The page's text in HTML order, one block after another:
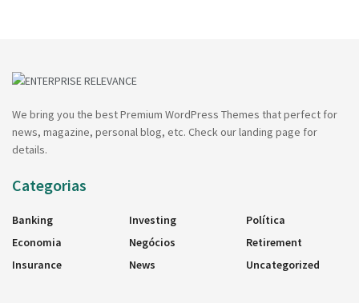
We bring you the best Premium WordPress Themes that perfect for
news, magazine, personal blog, etc. Check our landing page for
details.
Categorias
Banking
Economia
Insurance
Investing
Negócios
News
Política
Retirement
Uncategorized